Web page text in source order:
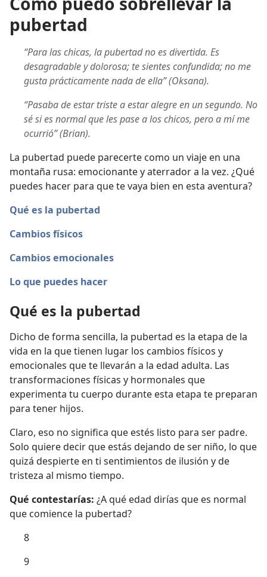
pubertad
“Para las chicas, la pubertad no es divertida. Es
desagradable y dolorosa; te sientes confundida; no me
gusta prácticamente nada de ella” (Oksana).
“Pasaba de estar triste a estar alegre en un segundo. No
sé si es normal que les pase a los chicos, pero a mí me
ocurrió” (Brian).
La pubertad puede parecerte como un viaje en una
montaña rusa: emocionante y aterrador a la vez. ¿Qué
puedes hacer para que te vaya bien en esta aventura?
Qué es la pubertad
Cambios físicos
Cambios emocionales
Lo que puedes hacer
Qué es la pubertad
Dicho de forma sencilla, la pubertad es la etapa de la
vida en la que tienen lugar los cambios físicos y
emocionales que te llevarán a la edad adulta. Las
transformaciones físicas y hormonales que
experimenta tu cuerpo durante esta etapa te preparan
para tener hijos.
Claro, eso no significa que estés listo para ser padre.
Solo quiere decir que estás dejando de ser niño, lo que
quizá despierte en ti sentimientos de ilusión y de
tristeza al mismo tiempo.
Qué contestarías: ¿A qué edad dirías que es normal
que comience la pubertad?
8
9